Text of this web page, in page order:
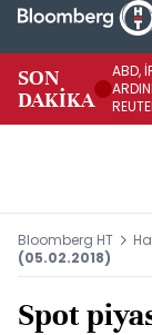
SON
DAKİKA
ABD,
Bloomberg HT
(05.02.2018)
Spot